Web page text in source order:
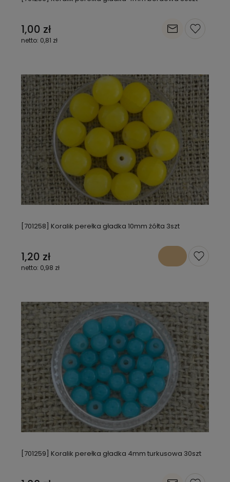
1,00 zł
0,81 zł
[701258] Koralik perełka gładka 10mm żółta 3szt
1,20 zł
0,98 zł
[701259] Koralik perełka gładka 4mm turkusowa 30szt